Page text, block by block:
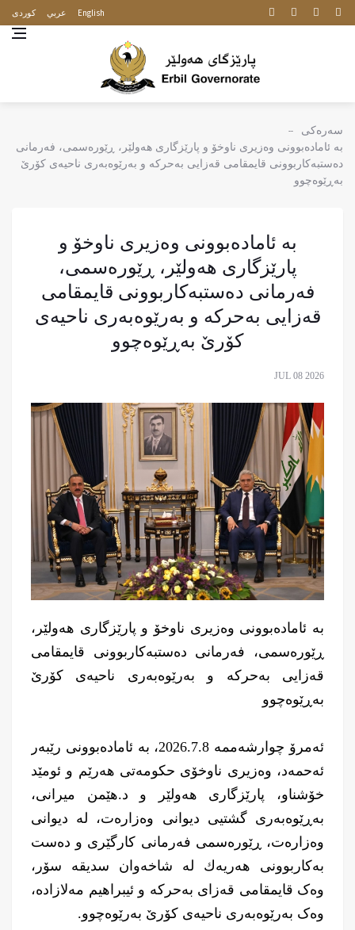
كوردى عربي English
سەرەکی
بە ئامادەبوونی وەزیری ناوخۆ و پارێزگاری هەولێر، ڕێورەسمی، فەرمانی
دەستبەكاربوونی قایمقامی قەزایی بەحرکە و بەرێوەبەری ناحیەی کۆرێ
بەڕێوەچوو
بە ئامادەبوونی وەزیری ناوخۆ و
پارێزگاری هەولێر، ڕێورەسمی،
فەرمانی دەستبەكاربوونی قایمقامی
قەزایی بەحرکە و بەرێوەبەری ناحیەی
کۆرێ بەڕێوەچوو
JUL 08 2026
بە ئامادەبوونی وەزیری ناوخۆ و پارێزگاری هەولێر،
ڕێورەسمی، فەرمانی دەستبەكاربوونی قایمقامی
قەزایی بەحرکە و بەرێوەبەری ناحیەی کۆرێ
بەڕێوەچوو
ئەمرۆ چوارشەممە 2026.7.8، بە ئامادەبوونی رێبەر
ئەحمەد، وەزیری ناوخۆی حكومەتی هەرێم و ئومێد
خۆشناو، پارێزگاری هەولێر و د.هێمن میرانی،
بەڕێوەبەری گشتیی دیوانی وەزارەت، لە دیوانی
وەزارەت، ڕێورەسمی فەرمانى کارگێرى و دەست
بەکاربوونى هەریەك لە شاخەوان سدیقە سۆر،
وەک قایمقامی قەزای بەحرکە و ئیبراهیم مەلازادە،
وەک بەرێوەبەری ناحیەی کۆرێ بەرێوەچوو.